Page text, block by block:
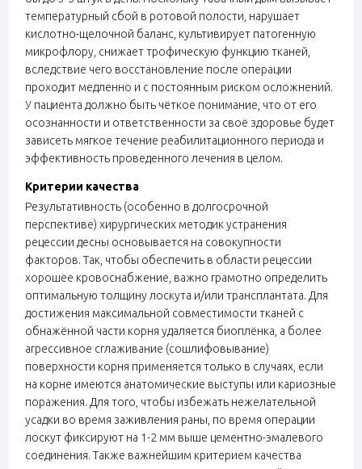
температурный сбой в ротовой полости, нарушает
кислотно-щелочной баланс, культивирует патогенную
микрофлору, снижает трофическую функцию тканей,
вследствие чего восстановление после операции
проходит медленно и с постоянным риском осложнений.
У пациента должно быть чёткое понимание, что от его
осознанности и ответственности за своё здоровье будет
зависеть мягкое течение реабилитационного периода и
эффективность проведенного лечения в целом.
Критерии качества
Результативность (особенно в долгосрочной
перспективе) хирургических методик устранения
рецессии десны основывается на совокупности
факторов. Так, чтобы обеспечить в области рецессии
хорошее кровоснабжение, важно грамотно определить
оптимальную толщину лоскута и/или трансплантата. Для
достижения максимальной совместимости тканей с
обнажённой части корня удаляется биоплёнка, а более
агрессивное сглаживание (сошлифовывание)
поверхности корня применяется только в случаях, если
на корне имеются анатомические выступы или кариозные
поражения. Для того, чтобы избежать нежелательной
усадки во время заживления раны, по время операции
лоскут фиксируют на 1-2 мм выше цементно-эмалевого
соединения. Также важнейшим критерием качества